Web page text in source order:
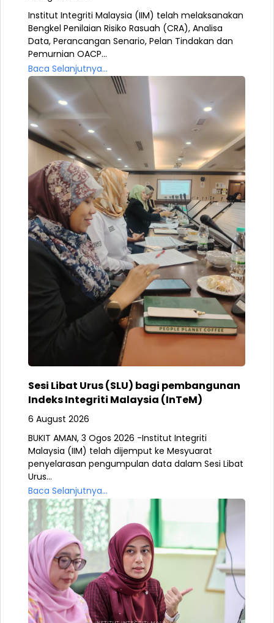
Institut Integriti Malaysia (IIM) telah melaksanakan
Bengkel Penilaian Risiko Rasuah (CRA), Analisa
Data, Perancangan Senario, Pelan Tindakan dan
Pemurnian OACP...
Baca Selanjutnya...
Sesi Libat Urus (SLU) bagi pembangunan
Indeks Integriti Malaysia (InTeM)
6 August 2026
BUKIT AMAN, 3 Ogos 2026 -Institut Integriti
Malaysia (IIM) telah dijemput ke Mesyuarat
penyelarasan pengumpulan data dalam Sesi Libat
Urus...
Baca Selanjutnya...